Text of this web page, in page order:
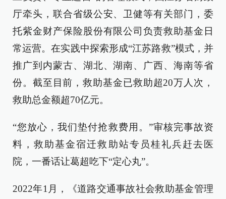
厅牵头，联合省级公安、卫健等有关部门，委
托紫金财产保险股份有限公司负责救助基金日
常运营。在实践中探索形成“江苏路救”模式，并
推广到内蒙古、湖北、湖南、广西、海南等省
份。截至目前，救助基金已救助超20万人次，
救助总金额超70亿元。
“您放心，我们垫付抢救费用。”审核完事故资
料，救助基金宿迁救助站专员桂礼兵赶去医
院，一番话让葛超吃下“定心丸”。
2022年1月，《道路交通事故社会救助基金管理